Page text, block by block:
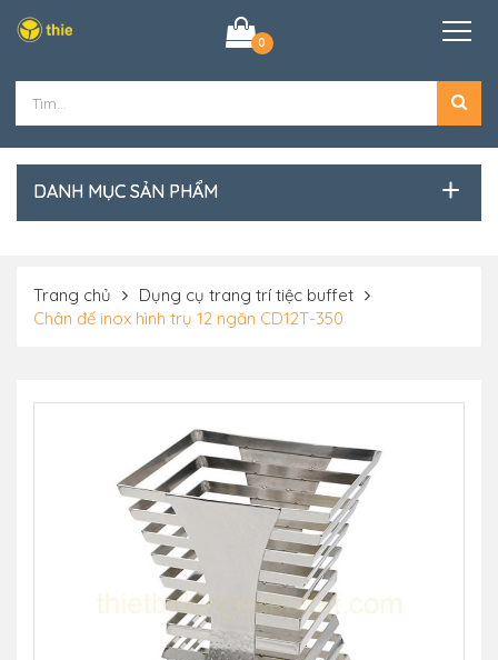
0
DANH MỤC SẢN PHẨM
Trang chủ
Dụng cụ trang trí tiệc buffet
Chân đế inox hình trụ 12 ngăn CD12T-350